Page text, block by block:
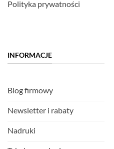
Polityka prywatności
INFORMACJE
Blog firmowy
Newsletter i rabaty
Nadruki